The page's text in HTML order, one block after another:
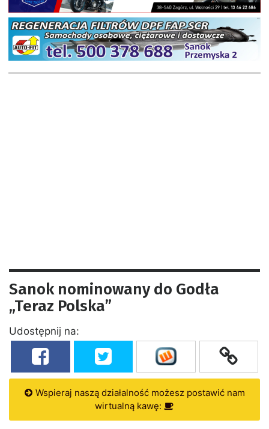
Sanok nominowany do Godła
„Teraz Polska”
Udostępnij na:
Wspieraj naszą działalność możesz postawić nam
wirtualną kawę: